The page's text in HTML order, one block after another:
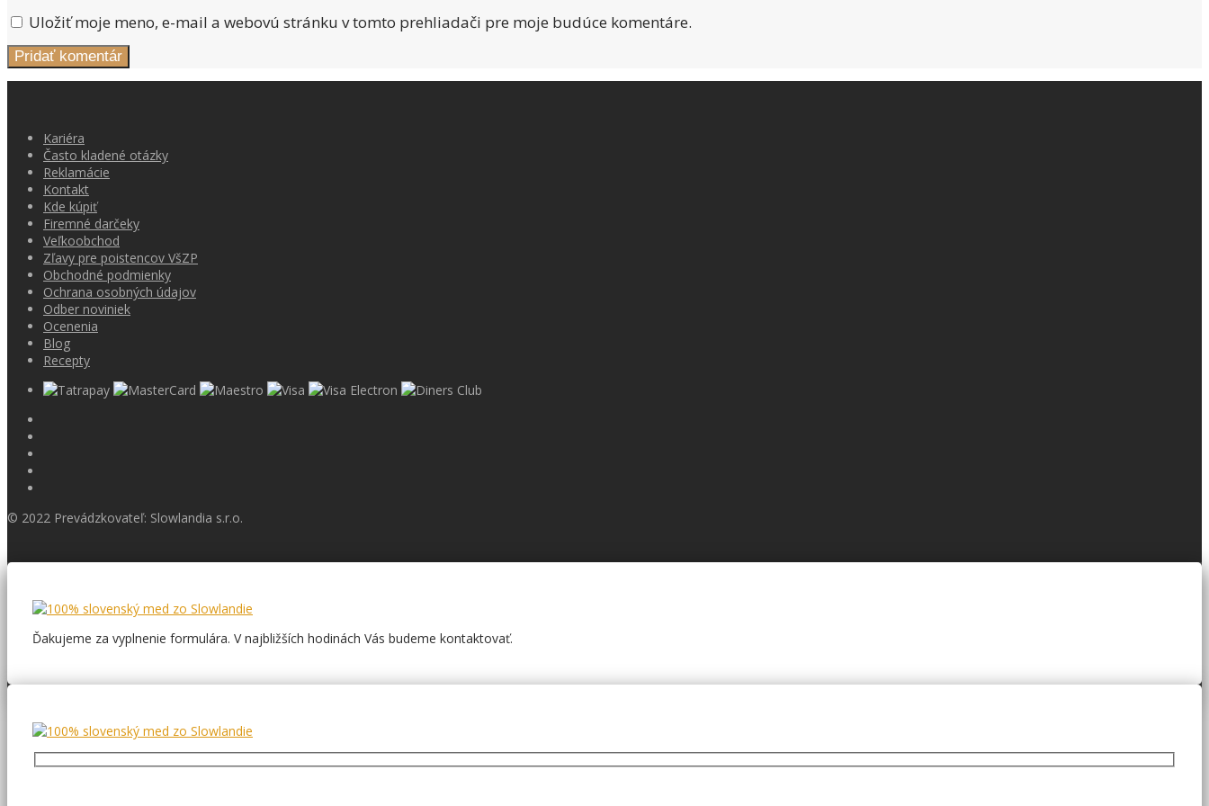
Uložiť moje meno, e-mail a webovú stránku v tomto prehliadači pre moje budúce komentáre.
Kariéra
Často kladené otázky
Reklamácie
Kontakt
Kde kúpiť
Firemné darčeky
Veľkoobchod
Zľavy pre poistencov VšZP
Obchodné podmienky
Ochrana osobných údajov
Odber noviniek
Ocenenia
Blog
Recepty
© 2022 Prevádzkovateľ: Slowlandia s.r.o.
Ďakujeme za vyplnenie formulára. V najbližších hodinách Vás budeme kontaktovať.